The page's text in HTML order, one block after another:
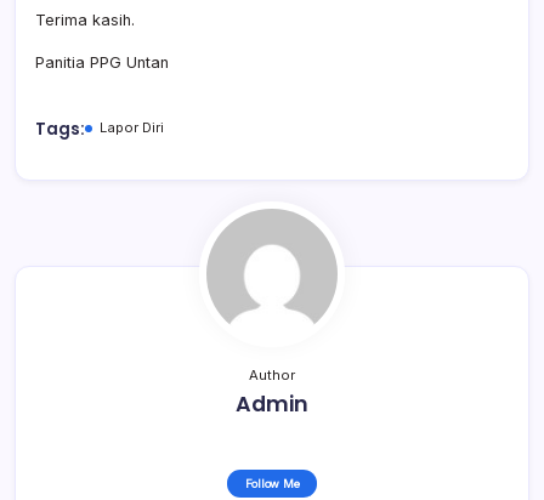
Terima kasih.
Panitia PPG Untan
Tags: Lapor Diri
Author
Admin
Follow Me